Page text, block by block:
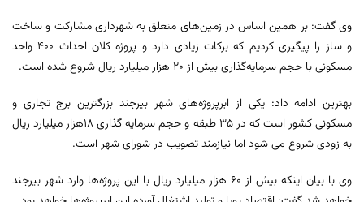
وی گفت: بر همین اساس در زمین‌های متعلق به شهرداری مشارکت و ساخت
و ساز را پیگیری کردیم که برکات زیادی دارد و پروژه کلان احداث ۴۰۰ واحد
مسکونی با حجم سرمایه‌گذاری بیش از ۲۰ هزار میلیارد ریال شروع شده است.
بهترین ادامه داد: یکی از ابرپروژه‌های شهر بیرجند بزرگترین برج تجاری و
مسکونی کشور است که در ۳۵ طبقه و حجم سرمایه گذاری ۱۸هزار میلیارد ریال
به زودی شروع می شود اما نیازمند تصویب در شورای شهر است.
وی با بیان اینکه بیش از ۶۰ هزار میلیارد ریال با این پروژه‌ها وارد شهر بیرجند